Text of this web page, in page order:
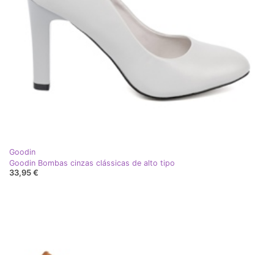
Goodin
Goodin Bombas cinzas clássicas de alto tipo
33,95 €